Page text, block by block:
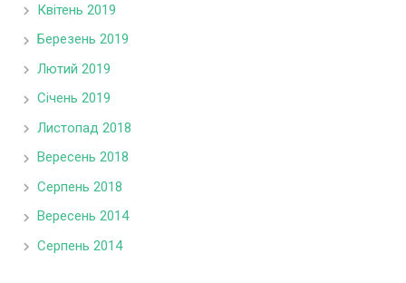
Квітень 2019
Березень 2019
Лютий 2019
Січень 2019
Листопад 2018
Вересень 2018
Серпень 2018
Вересень 2014
Серпень 2014